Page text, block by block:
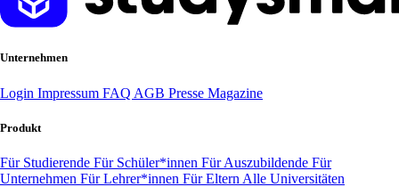
Unternehmen
Login Impressum FAQ AGB Presse Magazine
Produkt
Für Studierende Für Schüler*innen Für Auszubildende Für
Unternehmen Für Lehrer*innen Für Eltern Alle Universitäten